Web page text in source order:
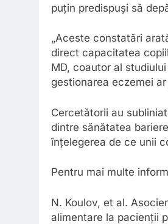
puțin predispuși să
„Aceste constatări
direct capacitatea
MD, coautor al
gestionarea eczemei
Cercetătorii au
dintre sănătatea
înțelegerea de ce unii
Pentru mai multe
N. Koulov, et al.
alimentare la pacienții